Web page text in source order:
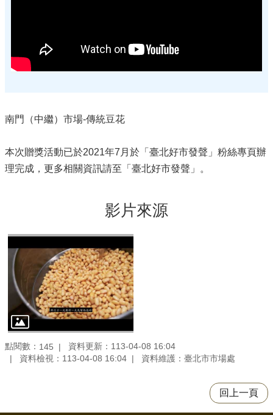
南門（中繼）市場-傳統豆花
本次贈獎活動已於2021年7月於「臺北好市發聲」粉絲專頁辦
理完成，更多相關資訊請至「臺北好市發聲」。
影片來源
點閱數： 145
資料更新：113-04-08 16:04
資料檢視：113-04-08 16:04
資料維護：臺北市市場處
回上一頁